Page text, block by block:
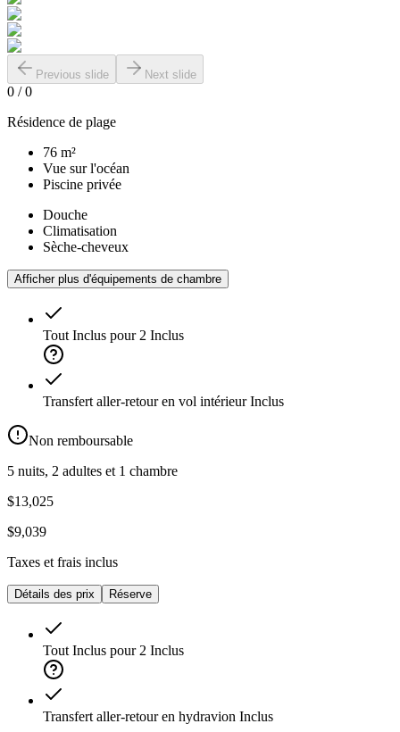
Previous slide Next slide
0 /0
Résidence de plage
76 m²
Vue sur l'océan
Piscine privée
Douche
Climatisation
Sèche-cheveux
Afficher plus d'équipements de chambre
Tout Inclus pour 2 Inclus
Transfert aller-retour en vol intérieur Inclus
Non remboursable
5 nuits, 2 adultes et 1 chambre
$13,025
$9,039
Taxes et frais inclus
Détails des prix Réserve
Tout Inclus pour 2 Inclus
Transfert aller-retour en hydravion Inclus